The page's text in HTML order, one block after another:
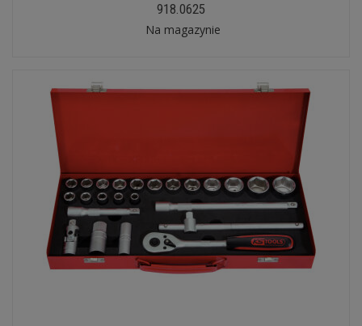
918.0625
Na magazynie